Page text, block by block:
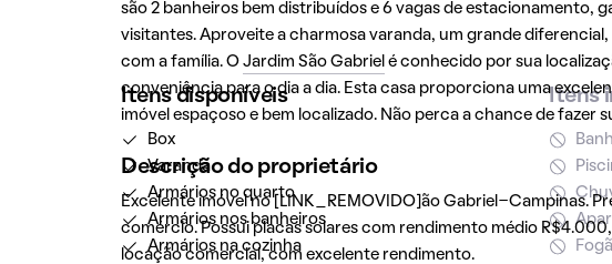
são 2 banheiros bem distribuídos e 6 vagas de estacionamento,
visitantes. Aproveite a charmosa varanda, um grande
com a família. O Jardim São Gabriel é conhecido por sua
conveniência para o dia a dia. Esta casa proporciona uma
imóvel espaçoso e bem localizado. Não perca a chance de fazer
Descrição do proprietário
Excelente imóvel no [LINK_REMOVIDO]ão Gabriel-Campinas.
comércio. Possui placas solares com rendimento médio
locação comercial, com excelente rendimento.
Itens disponíveis
Box
Varanda
Armários no quarto
Armários nos banheiros
Armários na cozinha
Itens